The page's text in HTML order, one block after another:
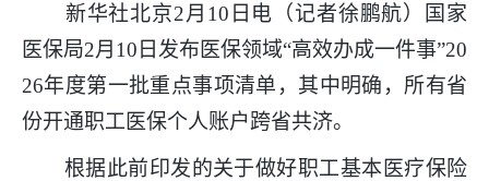
新华社北京2月10日电（记者徐鹏航）国家
医保局2月10日发布医保领域“高效办成一件事”20
26年度第一批重点事项清单，其中明确，所有省
份开通职工医保个人账户跨省共济。
根据此前印发的关于做好职工基本医疗保险